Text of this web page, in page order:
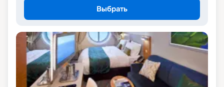
Выбрать